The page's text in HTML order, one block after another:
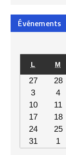
Événements
L M
27 28
3
4
10
11
17
18
24
25
31
1